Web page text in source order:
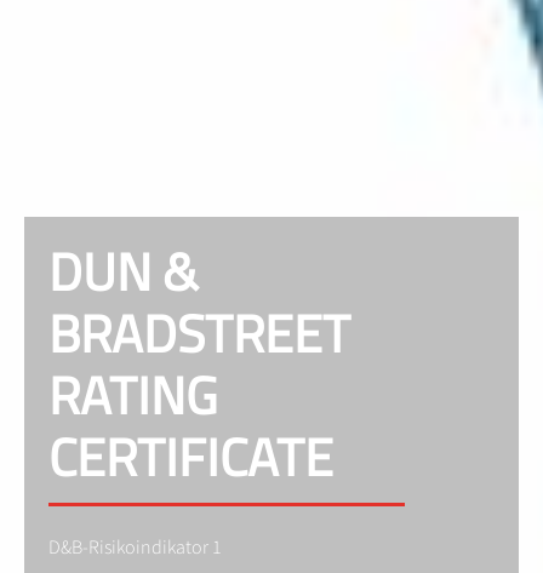
DUN &
BRADSTREET
RATING
CERTIFICATE
D&B-Risikoindikator 1